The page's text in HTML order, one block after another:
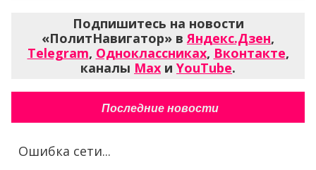
Подпишитесь на новости
«ПолитНавигатор» в Яндекс.Дзен,
Telegram, Одноклассниках, Вконтакте,
каналы Max и YouTube.
Последние новости
Ошибка сети...